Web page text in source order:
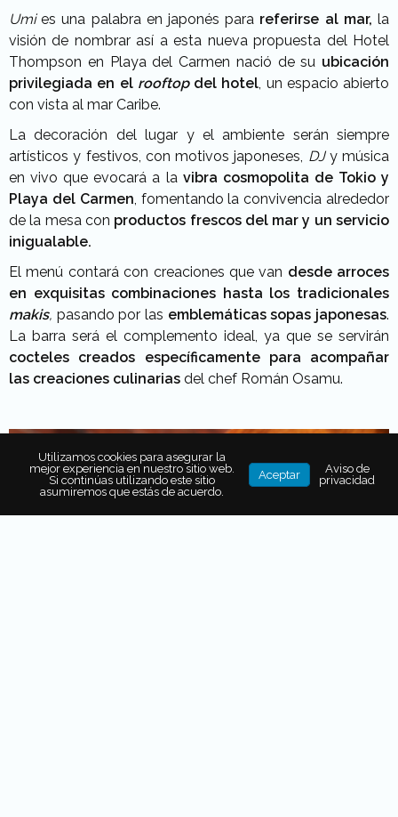
Umies una palabra en japonés para referirse al mar, la
visión de nombrar así a esta nueva propuesta del Hotel
Thompson en Playa del Carmen nació de su ubicación
privilegiada en el rooftopdel hotel, un espacio abierto
con vista al mar Caribe.
La decoración del lugar y el ambiente serán siempre
artísticos y festivos, con motivos japoneses, DJy música
en vivo que evocará a la vibra cosmopolita de Tokio y
Playa del Carmen, fomentando la convivencia alrededor
de la mesa con productos frescos del mar y un servicio
inigualable.
El menú contará con creaciones que van desde arroces
en exquisitas combinaciones hasta los tradicionales
makis, pasando por las emblemáticas sopas japonesas.
La barra será el complemento ideal, ya que se servirán
cocteles creados específicamente para acompañar
las creaciones culinarias del chef Román Osamu.
Utilizamos cookies para asegurar la
mejor experiencia en nuestro sitio web.
Si continúas utilizando este sitio
asumiremos que estás de acuerdo.
Aceptar
Aviso de
privacidad